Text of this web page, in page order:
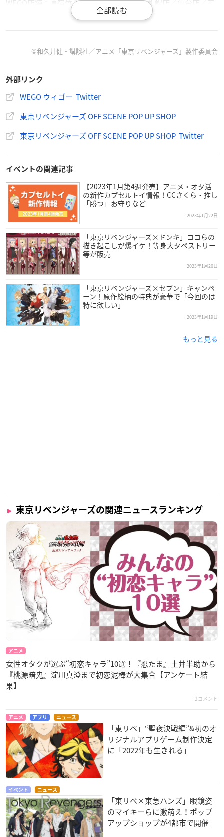
WEGO店舗：原宿竹下通り店／心斎橋店／札幌店／仙台店／宇
都宮インターパークビレッジ店／イオンモール高崎店／大宮ア
／京都店／三宮店／WEGO TOKYOイオンモール岡山店／広島
WEB：WEGO ONLINE STORE
【開催期間】
大阪MBS毎日放送1Fロビー内「特設スペース」
2023年3月3日(金)～2023年3月16日(木)
東京駅一番街内「いちばんプラザ」
（東京都千代田区丸の内１丁目１−９−１ 東京駅一番街B１ 東
京キャラクターストリート内）
💥「東京リベンジャーズ」WEGO💥
描き下ろしイラストの着⽤アイテムやアクリルスタンドなど
WEGO⼀部店舗にて発売！🔥
さらに、コラボアイテム発売を記念して、WEGO⼀部店舗で
WEGOpic.twitter.com/GIgP1vv9Wt
— 東京リベンジャーズ OFF SCENE POP UP SHOP (@toman
_xxx)January 27, 2023
©和久井健・講談社／アニメ「東京リベンジャーズ」製作委員会
外部リンク
WEGO ウィゴー Twitter
東京リベンジャーズ OFF SCENE POP UP SHOP
東京リベンジャーズ OFF SCENE POP UP SHOP Twitter
イベントの関連記事
【2023年1月第4週発売】アニメ・オタ活
の新作カプセルトイ情報！CCさくら・推し
「勝つ」お守りなど
2023年1月22日
「東京リベンジャーズ×ドンキ」ココらの
描き起こしが爆イケ！等身大タペストリー
等が販売
2023年1月20日
「東京リベンジャーズ×セブン」キャンペ
ーン！原作絵柄の特典が豪華で「今回のは
特に欲しい」
2023年1月19日
もっと見る
東京リベンジャーズの関連ニュースランキング
アニメ
女性オタクが選ぶ“初恋キャラ”10選！『忍たま』土井半助から
『桃源暗鬼』淀川真澄まで初恋泥棒が大集合【アンケート結
果】
2コメント
アニメ アプリ ニュース
「東リベ」“聖夜決戦編”&初のオ
リジナルアプリゲーム制作決定
に「2022年も生きれる」
イベント ニュース
「東リベ×東急ハンズ」眼鏡姿
のマイキーらに激萌え！ポップ
アップショップが4都市で開催